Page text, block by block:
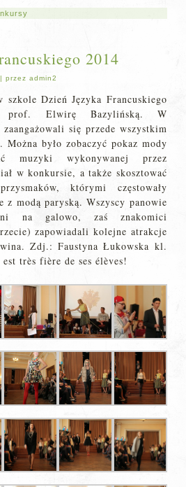
2014
|przez admin2
szkole Dzień Języka Francuskiego
prof. Elwirę Bazylińską. W
się przede wszystkim
było zobaczyć pokaz mody
muzyki wykonywanej przez
w konkursie, a także skosztować
którymi częstowały
z modą paryską. Wszyscy panowie
na galowo, zaś znakomici
zapowiadali kolejne atrakcje
Zdj.: Faustyna Łukowska kl.
très fière de ses élèves!